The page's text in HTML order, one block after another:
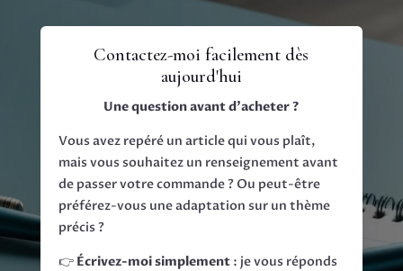
Contactez-moi facilement dès
aujourd'hui
Une question avant d’acheter ?
Vous avez repéré un article qui vous plaît,
mais vous souhaitez un renseignement avant
de passer votre commande ? Ou peut-être
préférez-vous une adaptation sur un thème
précis ?
👉 Écrivez-moi simplement: je vous réponds